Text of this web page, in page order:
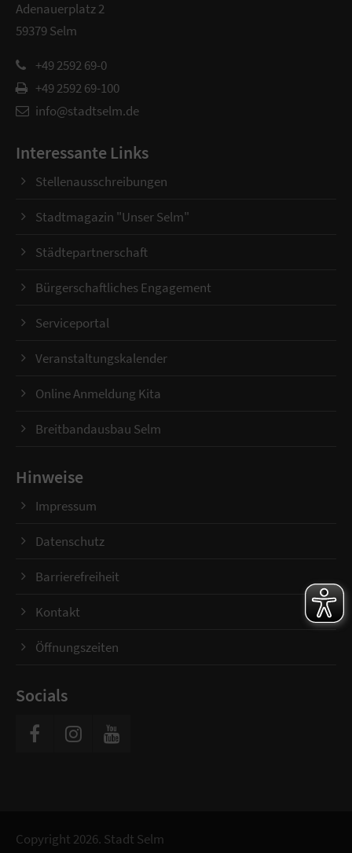
Adenauerplatz 2
59379 Selm
+49 2592 69-0
+49 2592 69-100
info@stadtselm.de
Interessante Links
Stellenausschreibungen
Stadtmagazin "Unser Selm"
Städtepartnerschaft
Bürgerschaftliches Engagement
Serviceportal
Veranstaltungskalender
Online Anmeldung Kita
Breitbandausbau Selm
Hinweise
Impressum
Datenschutz
Barrierefreiheit
Kontakt
Öffnungszeiten
Socials
Copyright 2026. Stadt Selm